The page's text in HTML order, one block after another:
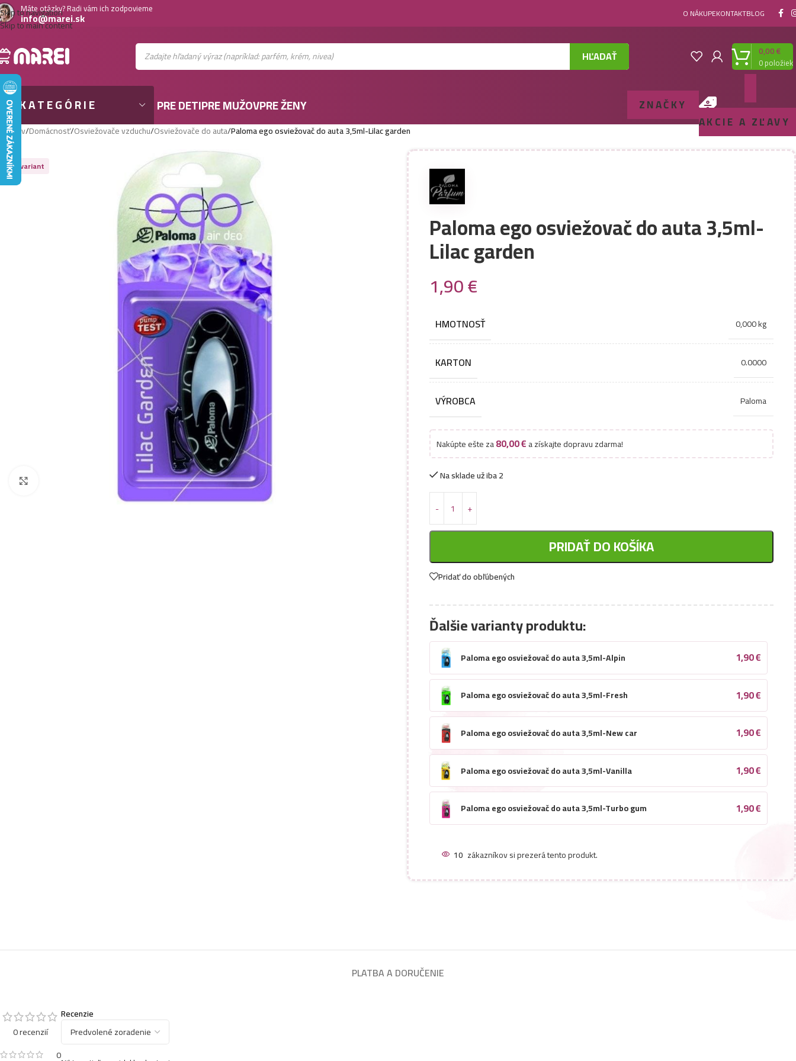
Skip to navigation
Skip to main content
Máte otázky? Radi vám ich zodpovieme
info@marei.sk O NÁKUPEKONTAKTBLOG
HĽADAŤ 0položiek
0,00€
KATEGÓRIE PRE DETIPRE MUŽOVPRE ŽENY
ZNAČKY
AKCIE A ZĽAVY
Domov/Domácnosť/Osviežovače vzduchu/Osviežovače do auta/Paloma ego osviežovač do auta 3,5ml-Lilac garden
Viac variant
Paloma ego osviežovač do auta 3,5ml-
Lilac garden
1,90€
HMOTNOSŤ 0,000 kg
KARTON 0.0000
VÝROBCA Paloma
Nakúpte ešte za80,00€a získajte dopravu zdarma!
Na sklade už iba 2
PRIDAŤ DO KOŠÍKA
Pridať do obľúbených
Ďalšie varianty produktu:
Paloma ego osviežovač do auta 3,5ml-Alpin 1,90€
Paloma ego osviežovač do auta 3,5ml-Fresh 1,90€
Paloma ego osviežovač do auta 3,5ml-New car 1,90€
Paloma ego osviežovač do auta 3,5ml-Vanilla 1,90€
Paloma ego osviežovač do auta 3,5ml-Turbo gum 1,90€
10 zákazníkov si prezerá tento produkt.
PLATBA A DORUČENIE
0 recenzií
0
Recenzie